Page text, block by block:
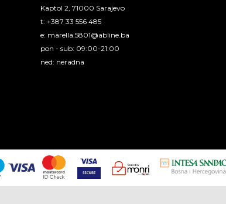
Kaptol 2, 71000 Sarajevo
t: +387 33 556 485
e: marella.5801@abline.ba
pon - sub: 09:00-21:00
ned: neradna